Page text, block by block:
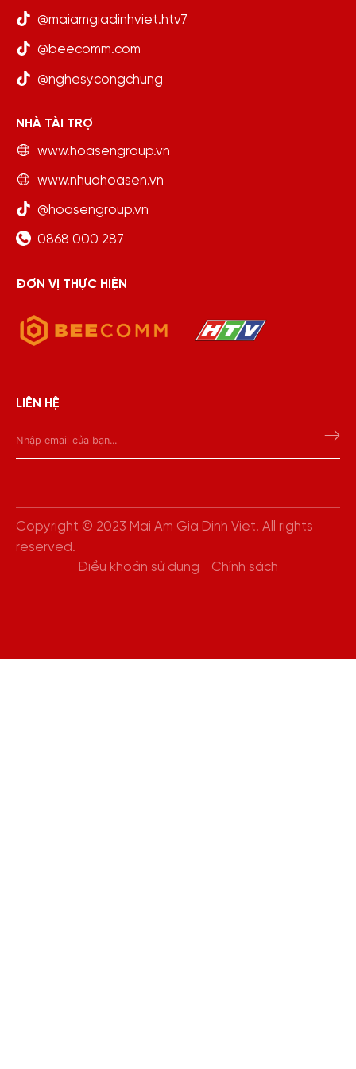
@maiamgiadinhviet.htv7
@beecomm.com
@nghesycongchung
NHÀ TÀI TRỢ
www.hoasengroup.vn
www.nhuahoasen.vn
@hoasengroup.vn
0868 000 287
ĐƠN VỊ THỰC HIỆN
LIÊN HỆ
Copyright © 2023 Mai Am Gia Dinh Viet. All rights
reserved.
Điều khoản sử dụng
Chính sách